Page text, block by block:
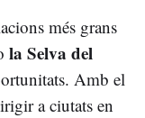
més grans
la Selva del
Amb el
a ciutats en